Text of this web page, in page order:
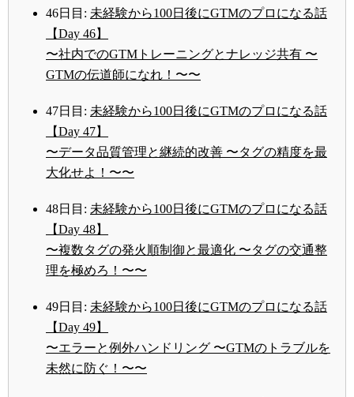
46日目: 未経験から100日後にGTMのプロになる話
【Day 46】
〜社内でのGTMトレーニングとナレッジ共有 〜
GTMの伝道師になれ！〜〜
47日目: 未経験から100日後にGTMのプロになる話
【Day 47】
〜データ品質管理と継続的改善 〜タグの精度を最
大化せよ！〜〜
48日目: 未経験から100日後にGTMのプロになる話
【Day 48】
〜複数タグの発火順制御と最適化 〜タグの交通整
理を極めろ！〜〜
49日目: 未経験から100日後にGTMのプロになる話
【Day 49】
〜エラーと例外ハンドリング 〜GTMのトラブルを
未然に防ぐ！〜〜